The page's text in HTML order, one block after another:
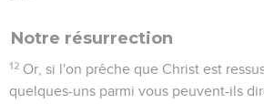
Notre résurrection
12 Or, si l'on prêche que Christ est
quelques-uns parmi vous peuvent-ils